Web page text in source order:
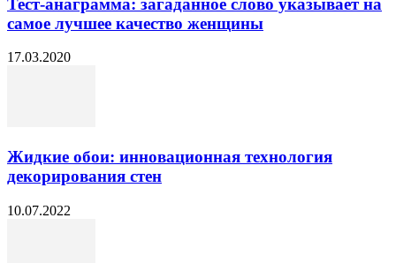
самое лучшее качество женщины
17.03.2020
Жидкие обои: инновационная технология
декорирования стен
10.07.2022